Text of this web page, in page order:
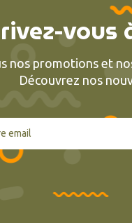
nos promotions et
Découvrez nos